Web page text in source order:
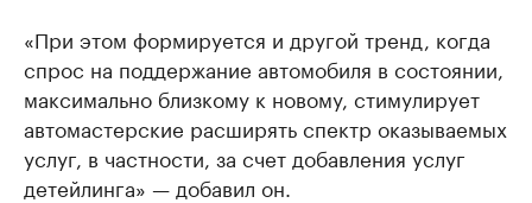
«При этом формируется и другой тренд, когда
спрос на поддержание автомобиля в состоянии,
максимально близкому к новому, стимулирует
автомастерские расширять спектр оказываемых
услуг, в частности, за счет добавления услуг
детейлинга» — добавил он.